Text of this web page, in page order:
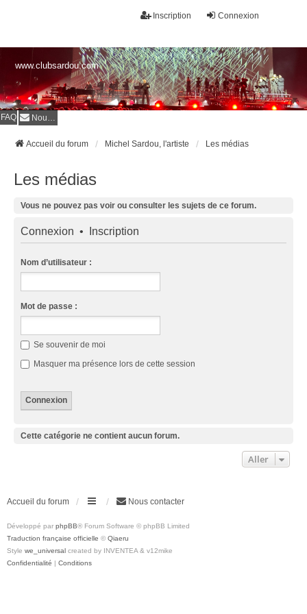
Connexion
Inscription
www.clubsardou.com
FAQ Nous contacter
Accueil du forum Michel Sardou, l'artiste Les médias
Les médias
Vous ne pouvez pas voir ou consulter les sujets de ce forum.
Connexion • Inscription
Nom d’utilisateur :
Mot de passe :
Se souvenir de moi
Masquer ma présence lors de cette session
Cette catégorie ne contient aucun forum.
Aller
Accueil du forum Nous contacter
Développé par phpBB® Forum Software © phpBB Limited
Traduction française officielle © Qiaeru
Style we_universal created by INVENTEA & v12mike
Confidentialité | Conditions